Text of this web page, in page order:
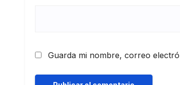
Guarda mi nombre, correo